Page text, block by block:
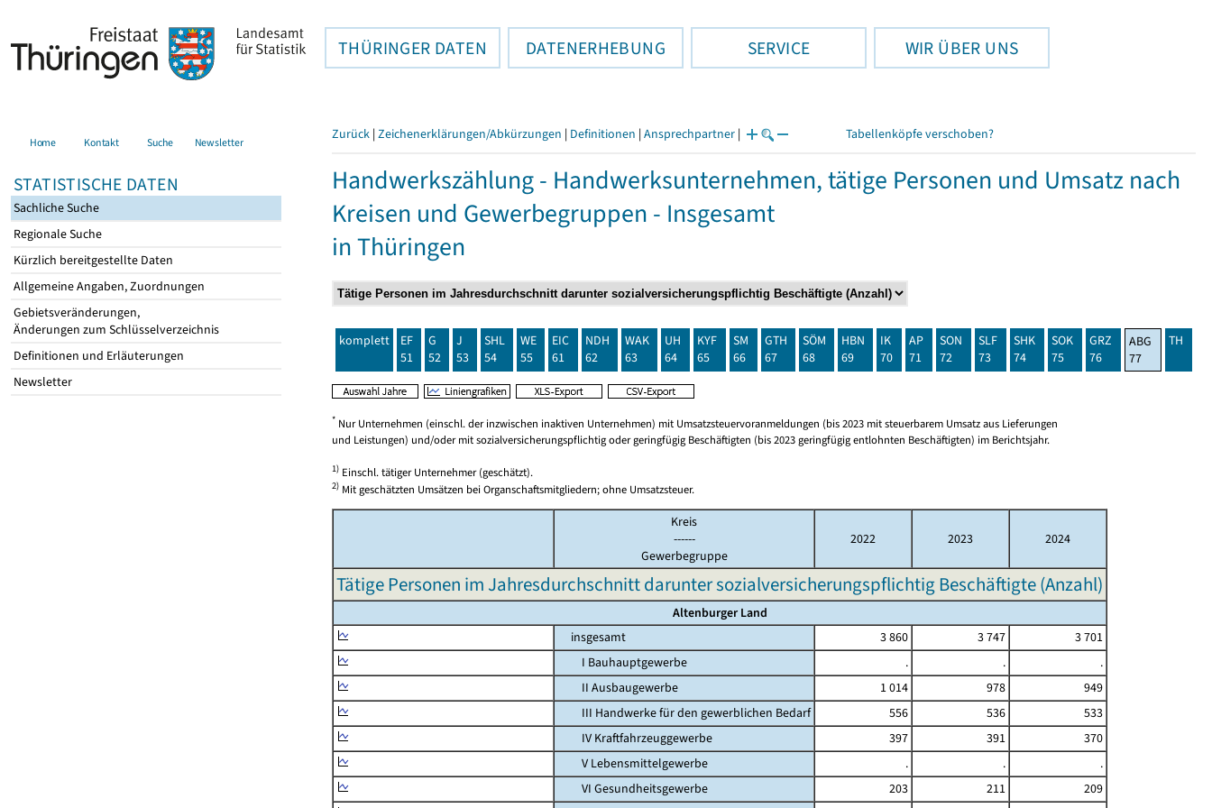
THÜRINGER DATEN DATENERHEBUNG SERVICE WIR ÜBER UNS
Home Kontakt Suche Newsletter
STATISTISCHE DATEN
Sachliche Suche
Regionale Suche
Kürzlich bereitgestellte Daten
Allgemeine Angaben, Zuordnungen
Gebietsveränderungen,
Änderungen zum Schlüsselverzeichnis
Definitionen und Erläuterungen
Newsletter
Zurück | Zeichenerklärungen/Abkürzungen | Definitionen | Ansprechpartner | Tabellenköpfe verschoben?
Handwerkszählung - Handwerksunternehmen, tätige Personen und Umsatz nach
Kreisen und Gewerbegruppen - Insgesamt
in Thüringen
komplett
EF
51
G
52
J
53
SHL
54
WE
55
EIC
61
NDH
62
WAK
63
UH
64
KYF
65
SM
66
GTH
67
SÖM
68
HBN
69
IK
70
AP
71
SON
72
SLF
73
SHK
74
SOK
75
GRZ
76
ABG
77
TH
* Nur Unternehmen (einschl. der inzwischen inaktiven Unternehmen) mit Umsatzsteuervoranmeldungen (bis 2023 mit steuerbarem Umsatz aus Lieferungen
und Leistungen) und/oder mit sozialversicherungspflichtig oder geringfügig Beschäftigten (bis 2023 geringfügig entlohnten Beschäftigten) im Berichtsjahr.
1) Einschl. tätiger Unternehmer (geschätzt).
2) Mit geschätzten Umsätzen bei Organschaftsmitgliedern; ohne Umsatzsteuer.
Kreis
------
Gewerbegruppe
2022 2023 2024
Tätige Personen im Jahresdurchschnitt darunter sozialversicherungspflichtig Beschäftigte (Anzahl)
Altenburger Land
insgesamt
3 860 3 747
3 701
I Bauhauptgewerbe
. .
.
II Ausbaugewerbe
1 014 978
949
III Handwerke für den gewerblichen Bedarf
556 536
533
IV Kraftfahrzeuggewerbe
397 391
370
V Lebensmittelgewerbe
. .
.
VI Gesundheitsgewerbe
203 211
209